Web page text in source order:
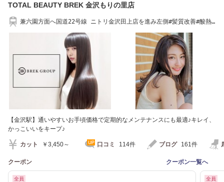
TOTAL BEAUTY BREK 金沢もりの里店
兼六園方面へ国道22号線 ニトリ金沢田上店を進み左側#髪質改善#酸熱
【金沢駅】通いやすいお手頃価格で定期的なメンテナンスにも最適♪キレイ、
かっこいいをキープ♪
カット ￥3,450～ 口コミ 114件 ブログ 161件
クーポン クーポン一覧へ
全員 全員